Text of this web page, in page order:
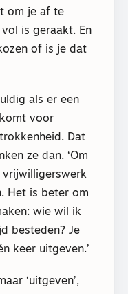
om je af te
is geraakt. En
of is je dat
als er een
voor
Dat
ze dan. ‘Om
vrijwilligerswerk
Het is beter om
wie wil ik
besteden? Je
keer uitgeven.’
‘uitgeven’,